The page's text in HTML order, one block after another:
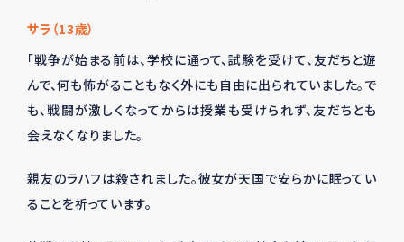
サラ（13歳）
「戦争が始まる前は、学校に通って、試験を受けて、友だちと遊
んで、何も怖がることもなく外にも自由に出られていました。で
も、戦闘が激しくなってからは授業も受けられず、友だちとも
会えなくなりました。
親友のラハフは殺されました。彼女が天国で安らかに眠ってい
ることを祈っています。